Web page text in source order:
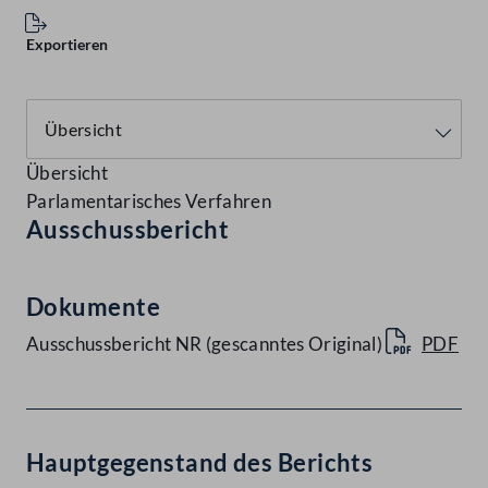
Exportieren
Übersicht
Parlamentarisches Verfahren
Ausschussbericht
Dokumente
Ausschussbericht NR (gescanntes Original) PDF
Hauptgegenstand des Berichts